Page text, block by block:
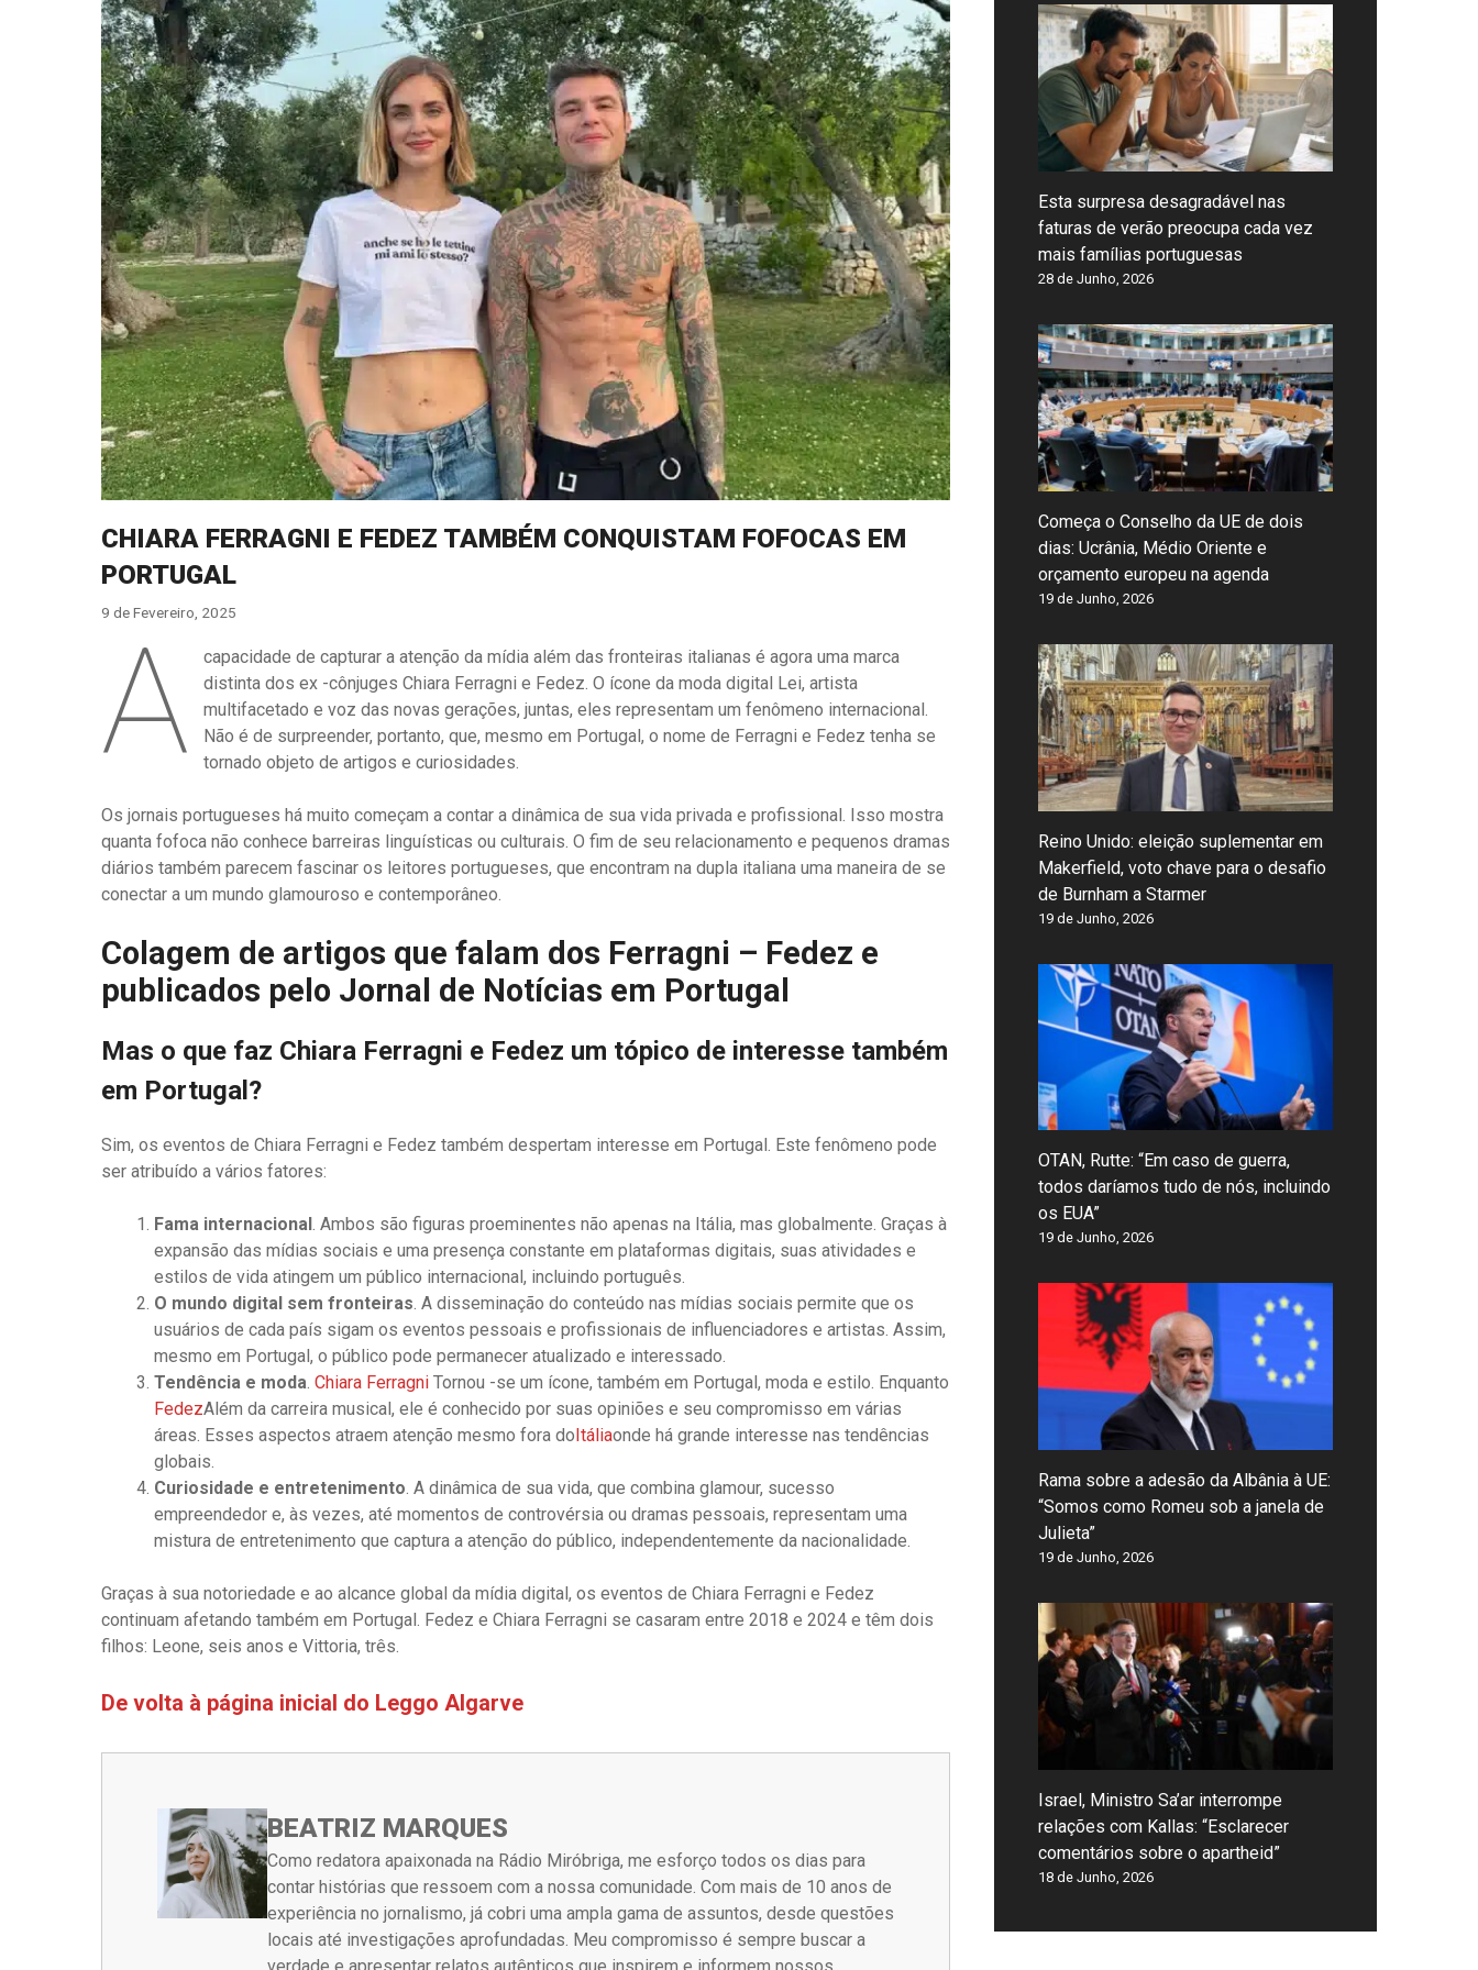
CHIARA FERRAGNI E FEDEZ TAMBÉM CONQUISTAM FOFOCAS EM
PORTUGAL
9 de Fevereiro, 2025
A
capacidade de capturar a atenção da mídia além das fronteiras italianas é agora uma marca
distinta dos ex -cônjuges Chiara Ferragni e Fedez. O ícone da moda digital Lei, artista
multifacetado e voz das novas gerações, juntas, eles representam um fenômeno internacional.
Não é de surpreender, portanto, que, mesmo em Portugal, o nome de Ferragni e Fedez tenha se
tornado objeto de artigos e curiosidades.
Os jornais portugueses há muito começam a contar a dinâmica de sua vida privada e profissional. Isso mostra
quanta fofoca não conhece barreiras linguísticas ou culturais. O fim de seu relacionamento e pequenos dramas
diários também parecem fascinar os leitores portugueses, que encontram na dupla italiana uma maneira de se
conectar a um mundo glamouroso e contemporâneo.
Colagem de artigos que falam dos Ferragni – Fedez e
publicados pelo Jornal de Notícias em Portugal
Mas o que faz Chiara Ferragni e Fedez um tópico de interesse também
em Portugal?
Sim, os eventos de Chiara Ferragni e Fedez também despertam interesse em Portugal. Este fenômeno pode
ser atribuído a vários fatores:
Fama internacional . Ambos são figuras proeminentes não apenas na Itália, mas globalmente. Graças à
expansão das mídias sociais e uma presença constante em plataformas digitais, suas atividades e
estilos de vida atingem um público internacional, incluindo português.
O mundo digital sem fronteiras. A disseminação do conteúdo nas mídias sociais permite que os
usuários de cada país sigam os eventos pessoais e profissionais de influenciadores e artistas. Assim,
mesmo em Portugal, o público pode permanecer atualizado e interessado.
Tendência e moda. Chiara Ferragni Tornou -se um ícone, também em Portugal, moda e estilo. Enquanto
FedezAlém da carreira musical, ele é conhecido por suas opiniões e seu compromisso em várias
áreas. Esses aspectos atraem atenção mesmo fora do Itáliaonde há grande interesse nas tendências
globais.
Curiosidade e entretenimento. A dinâmica de sua vida, que combina glamour, sucesso
empreendedor e, às vezes, até momentos de controvérsia ou dramas pessoais, representam uma
mistura de entretenimento que captura a atenção do público, independentemente da nacionalidade.
Graças à sua notoriedade e ao alcance global da mídia digital, os eventos de Chiara Ferragni e Fedez
continuam afetando também em Portugal. Fedez e Chiara Ferragni se casaram entre 2018 e 2024 e têm dois
filhos: Leone, seis anos e Vittoria, três.
De volta à página inicial do Leggo Algarve
BEATRIZ MARQUES
Como redatora apaixonada na Rádio Miróbriga, me esforço todos os dias para
contar histórias que ressoem com a nossa comunidade. Com mais de 10 anos de
experiência no jornalismo, já cobri uma ampla gama de assuntos, desde questões
locais até investigações aprofundadas. Meu compromisso é sempre buscar a
Esta surpresa desagradável nas
faturas de verão preocupa cada vez
mais famílias portuguesas
28 de Junho, 2026
Começa o Conselho da UE de dois
dias: Ucrânia, Médio Oriente e
orçamento europeu na agenda
19 de Junho, 2026
Reino Unido: eleição suplementar em
Makerfield, voto chave para o desafio
de Burnham a Starmer
19 de Junho, 2026
OTAN, Rutte: “Em caso de guerra,
todos daríamos tudo de nós, incluindo
os EUA”
19 de Junho, 2026
Rama sobre a adesão da Albânia à UE:
“Somos como Romeu sob a janela de
Julieta”
19 de Junho, 2026
Israel, Ministro Sa’ar interrompe
relações com Kallas: “Esclarecer
comentários sobre o apartheid”
18 de Junho, 2026